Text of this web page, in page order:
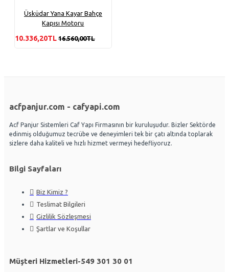
Üsküdar Yana Kayar Bahçe
Kapısı Motoru
10.336,20TL 16.560,00TL
acfpanjur.com - cafyapi.com
Acf Panjur Sistemleri Caf Yapı Firmasının bir kuruluşudur. Bizler Sektörde
edinmiş olduğumuz tecrübe ve deneyimleri tek bir çatı altında toplarak
sizlere daha kaliteli ve hızlı hizmet vermeyi hedefliyoruz.
Bilgi Sayfaları
Biz Kimiz ?
Teslimat Bilgileri
Gizlilik Sözleşmesi
Şartlar ve Koşullar
Müşteri Hizmetleri-549 301 30 01